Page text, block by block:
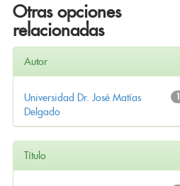
Otras opciones
relacionadas
Autor
1
Universidad Dr. José Matías
Delgado
Título